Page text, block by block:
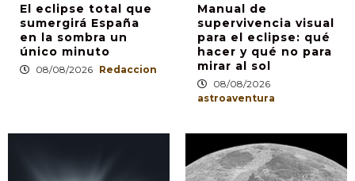
El eclipse total que
sumergirá España
en la sombra un
único minuto
08/08/2026 Redaccion
Manual de
supervivencia visual
para el eclipse: qué
hacer y qué no para
mirar al sol
08/08/2026
astroaventura